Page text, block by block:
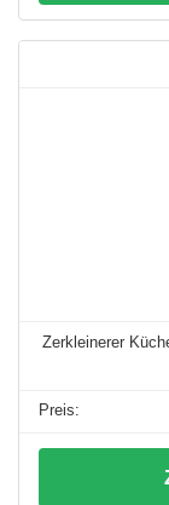
Zerkleinerer